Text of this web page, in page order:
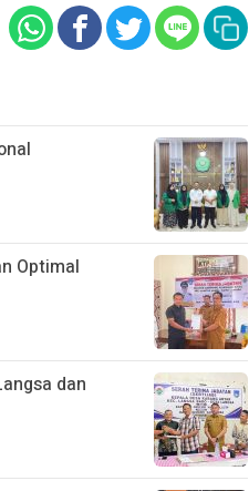
Optimal
dan